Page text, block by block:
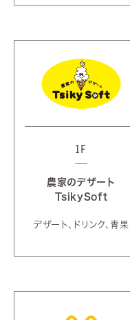
1F
農家のデザート
TsikySoft
デザート、ドリンク、青果